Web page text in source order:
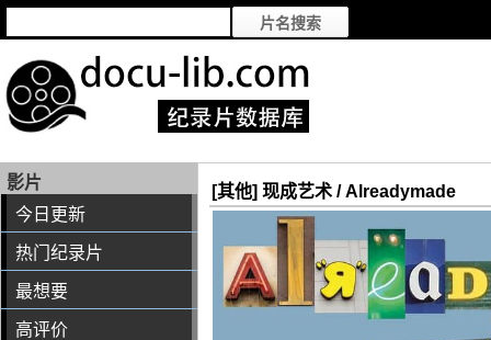
影片
今日更新
热门纪录片
最想要
高评价
[其他] 现成艺术 / Alreadymade